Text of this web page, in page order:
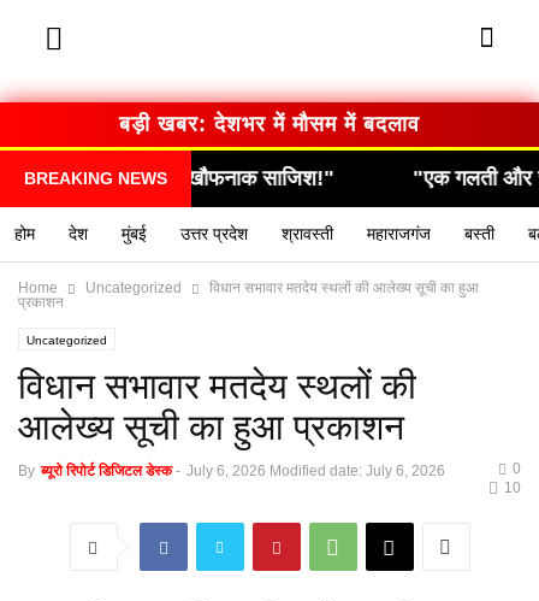
बड़ी खबर: देशभर में मौसम में बदलाव
BREAKING NEWS
निकली खौफनाक साजिश!" "एक गलती और सब कुछ
होम देश मुंबई उत्तर प्रदेश श्रावस्ती महाराजगंज बस्ती
Home Uncategorized
विधान सभावार मतदेय स्थलों की आलेख्य सूची का हुआ
प्रकाशन
Uncategorized
विधान सभावार मतदेय स्थलों की
आलेख्य सूची का हुआ प्रकाशन
By ब्यूरो रिपोर्ट डिजिटल डेस्क - July 6, 2026 Modified date: July 6, 2026
0
10